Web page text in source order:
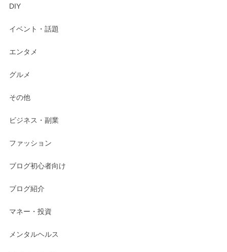
DIY
イベント・話題
エンタメ
グルメ
その他
ビジネス・副業
ファッション
ブログ初心者向け
ブログ紹介
マネー・投資
メンタルヘルス